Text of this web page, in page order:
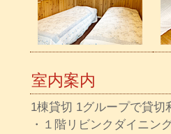
室内案内
1棟貸切 1グループで貸切
・１階リビンクダイニン